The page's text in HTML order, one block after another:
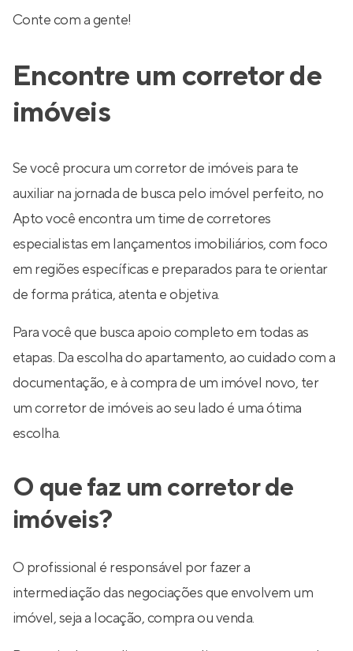
Conte com a gente!
Encontre um corretor de
imóveis
Se você procura um corretor de imóveis para te
auxiliar na jornada de busca pelo imóvel perfeito, no
Apto você encontra um time de corretores
especialistas em lançamentos imobiliários, com foco
em regiões específicas e preparados para te orientar
de forma prática, atenta e objetiva.
Para você que busca apoio completo em todas as
etapas. Da escolha do apartamento, ao cuidado com a
documentação, e à compra de um imóvel novo, ter
um corretor de imóveis ao seu lado é uma ótima
escolha.
O que faz um corretor de
imóveis?
O profissional é responsável por fazer a
intermediação das negociações que envolvem um
imóvel, seja a locação, compra ou venda.